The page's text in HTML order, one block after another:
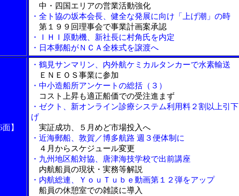
中・四国エリアの営業活動強化
・全ト協の坂本会長、健全な発展に向け「上げ潮」の時
第１９９回理事会で事業計画案承認
・ＩＨＩ原動機、新社長に村角氏を内定
・日本郵船がＮＣＡ全株式を譲渡へ
】
・鶴見サンマリン、内外航ケミカルタンカーで水素輸送
ＥＮＥＯＳ事業に参加
・中小造船所アンケートの総括（３）
コスト上昇も適正船価での受注進まず
・ゼクト、新オンライン診療システム利用料２割以上引下
げ
実証成功、５月めど市場投入へ
・近海郵船、敦賀／博多航路 週３便体制に
４月からスケジュール変更
・九州地区船対協、唐津海技学校で出前講座
内航船員の現状・実務等解説
・内航総連、ＹｏｕＴｕｂｅ動画第１２弾をアップ
船員の休憩室での雑談に導入